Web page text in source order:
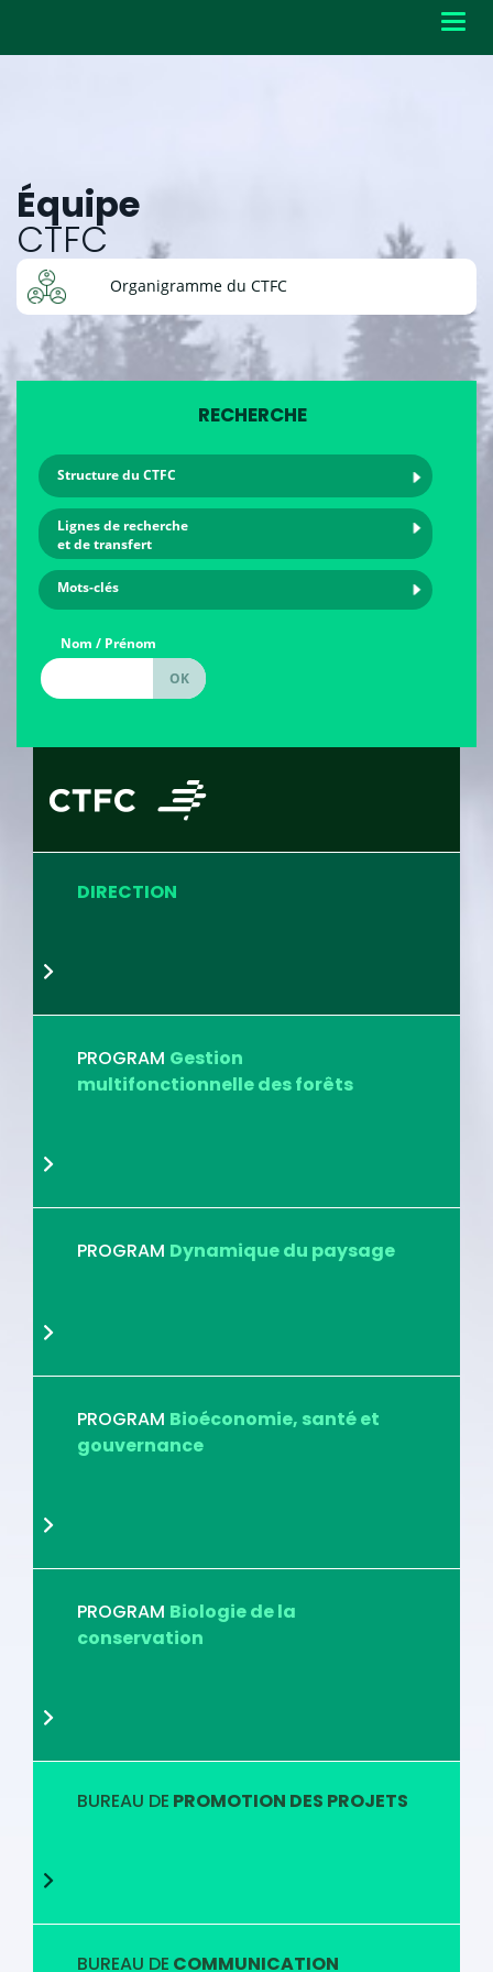
Équipe
CTFC
Organigramme du CTFC
RECHERCHE
Structure du CTFC
Lignes de recherche
et de transfert
Mots-clés
Nom / Prénom
DIRECTION
PROGRAM Gestion
multifonctionnelle des forêts
PROGRAM Dynamique du paysage
PROGRAM Bioéconomie, santé et
gouvernance
PROGRAM Biologie de la
conservation
BUREAU DE PROMOTION DES PROJETS
BUREAU DE COMMUNICATION